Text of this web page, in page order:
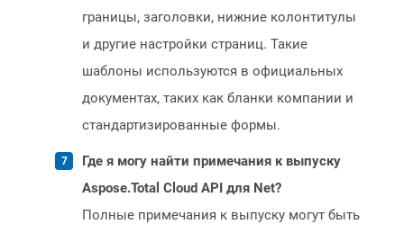
границы, заголовки, нижние колонтитулы
и другие настройки страниц. Такие
шаблоны используются в официальных
документах, таких как бланки компании и
стандартизированные формы.
Где я могу найти примечания к выпуску
Aspose.Total Cloud API для Net?
Полные примечания к выпуску могут быть